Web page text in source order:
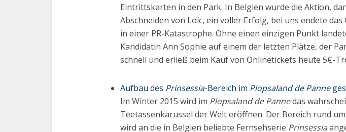
Eintrittskarten in den Park. In Belgien wurde die Aktion,
Abschneiden von Loïc, ein voller Erfolg, bei uns endete das
in einer PR-Katastrophe. Ohne einen einzigen Punkt
Kandidatin Ann Sophie auf einem der letzten Plätze, der
schnell und erließ beim Kauf von Onlinetickets heute 5€-
Aufbau des Prinsessia-Bereich im Plopsaland de Panne
Im Winter 2015 wird im Plopsaland de Pannedas
Teetassenkarussel der Welt eröffnen. Der Bereich rund
wird an die in Belgien beliebte Fernsehserie Prinsessia